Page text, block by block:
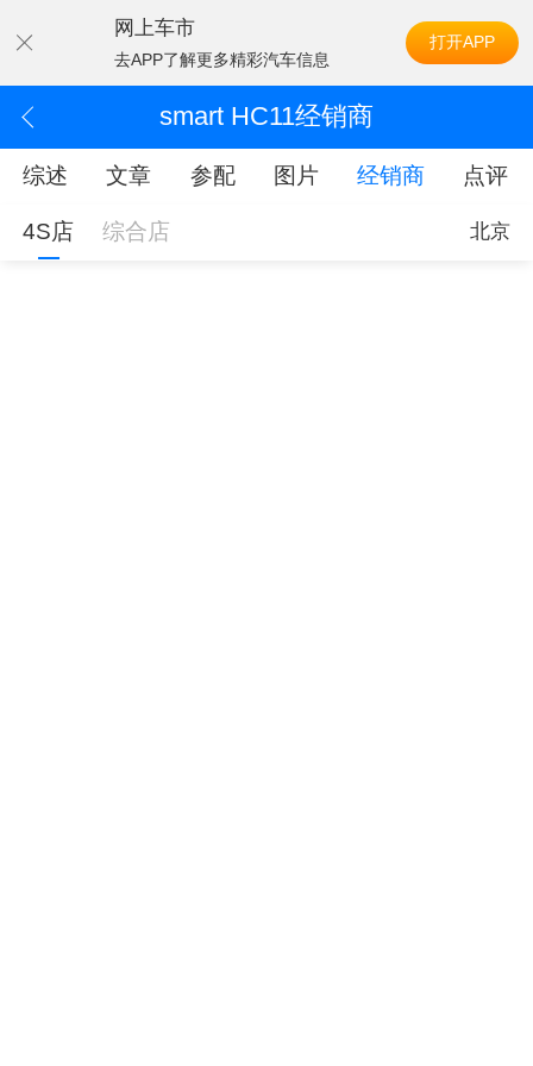
网上车市
去APP了解更多精彩汽车信息
打开APP
smart HC11经销商
综述 文章 参配 图片 经销商 点评
4S店 综合店 北京